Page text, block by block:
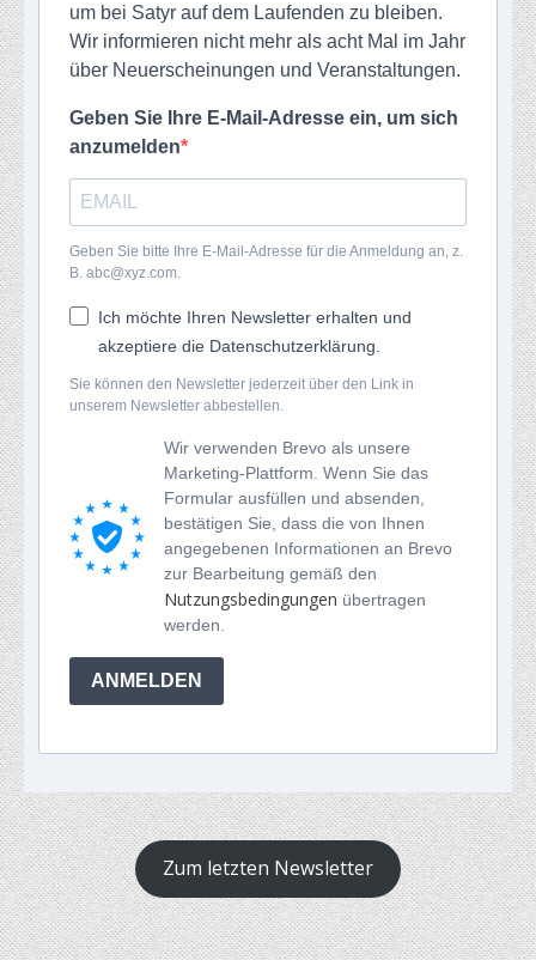
um bei Satyr auf dem Laufenden zu bleiben.
Wir informieren nicht mehr als acht Mal im Jahr
über Neuerscheinungen und Veranstaltungen.
Geben Sie Ihre E-Mail-Adresse ein, um sich
anzumelden
Geben Sie bitte Ihre E-Mail-Adresse für die Anmeldung an, z.
B. abc@xyz.com.
Ich möchte Ihren Newsletter erhalten und
akzeptiere die Datenschutzerklärung.
Sie können den Newsletter jederzeit über den Link in
unserem Newsletter abbestellen.
Wir verwenden Brevo als unsere
Marketing-Plattform. Wenn Sie das
Formular ausfüllen und absenden,
bestätigen Sie, dass die von Ihnen
angegebenen Informationen an Brevo
zur Bearbeitung gemäß den
Nutzungsbedingungen übertragen
werden.
ANMELDEN
Zum letzten Newsletter